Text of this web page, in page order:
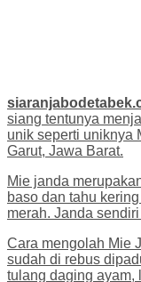
siang tentunya
unik seperti uniknya
Garut, Jawa Barat.
Mie janda
baso dan tahu
merah. Janda
Cara mengolah Mie
sudah di rebus
tulang daging ayam,